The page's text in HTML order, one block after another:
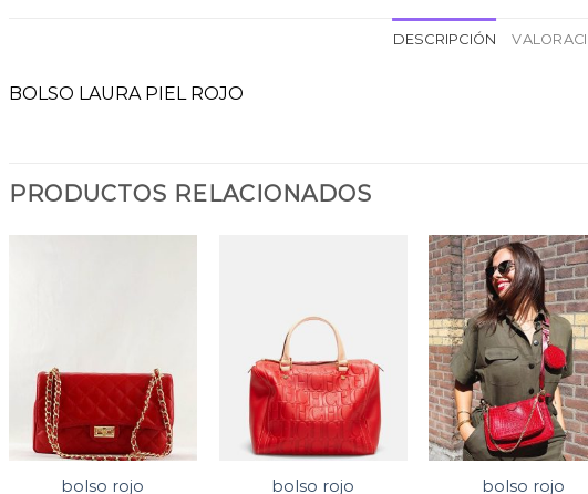
DESCRIPCIÓN
BOLSO LAURA PIEL ROJO
PRODUCTOS RELACIONADOS
bolso rojo
bolso rojo
bolso rojo